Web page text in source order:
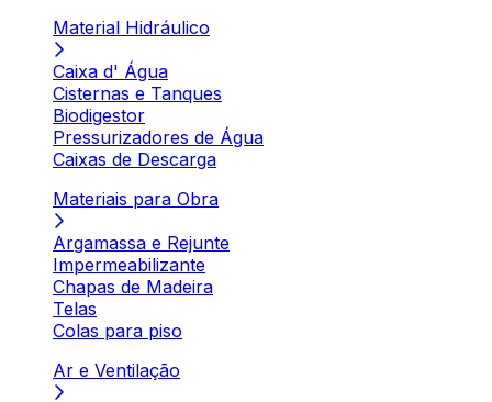
Material Hidráulico
Caixa d' Água
Cisternas e Tanques
Biodigestor
Pressurizadores de Água
Caixas de Descarga
Materiais para Obra
Argamassa e Rejunte
Impermeabilizante
Chapas de Madeira
Telas
Colas para piso
Ar e Ventilação